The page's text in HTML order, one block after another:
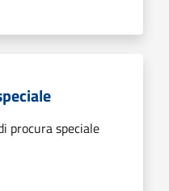
procura speciale